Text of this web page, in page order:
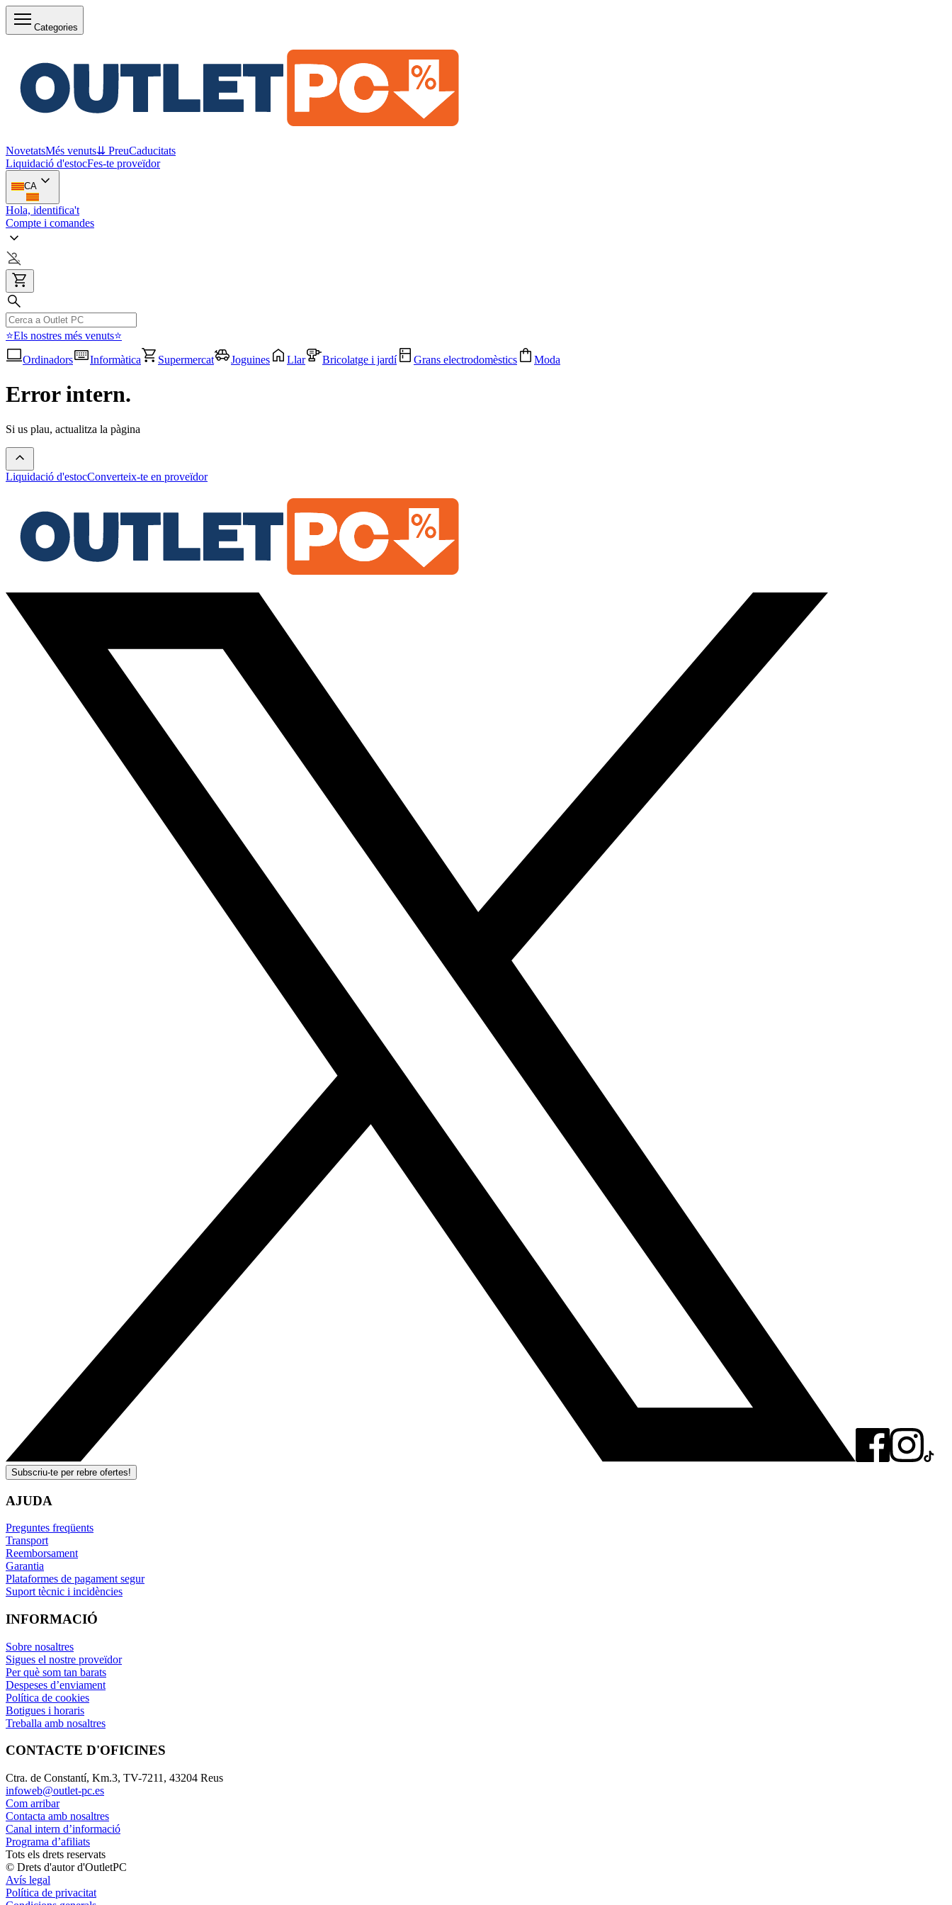
Categories
NovetatsMés venuts⇊ PreuCaducitats
Liquidació d'estocFes-te proveïdor
CA
Hola, identifica't
Compte i comandes
⭐Els nostres més venuts⭐
Ordinadors
Informàtica Supermercat Joguines Llar Bricolatge i jardí Grans electrodomèstics Moda
Error intern.
Si us plau, actualitza la pàgina
Liquidació d'estocConverteix-te en proveïdor
Subscriu-te per rebre ofertes!
AJUDA
Preguntes freqüents
Transport
Reemborsament
Garantia
Plataformes de pagament segur
Suport tècnic i incidències
INFORMACIÓ
Sobre nosaltres
Sigues el nostre proveïdor
Per què som tan barats
Despeses d’enviament
Política de cookies
Botigues i horaris
Treballa amb nosaltres
CONTACTE D'OFICINES
Ctra. de Constantí, Km.3, TV-7211, 43204 Reus
infoweb@outlet-pc.es
Com arribar
Contacta amb nosaltres
Canal intern d’informació
Programa d’afiliats
Tots els drets reservats
© Drets d'autor d'OutletPC
Avís legal
Política de privacitat